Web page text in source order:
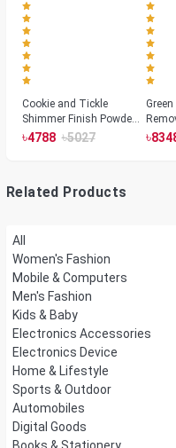
Cookie and Tickle
Shimmer Finish Powder
Highlighters
৳4788 ৳5027
Balm
৳
Related Products
All
Women's Fashion
Mobile & Computers
Men's Fashion
Kids & Baby
Electronics Accessories
Electronics Device
Home & Lifestyle
Sports & Outdoor
Automobiles
Digital Goods